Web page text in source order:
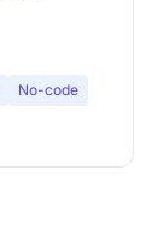
No-code